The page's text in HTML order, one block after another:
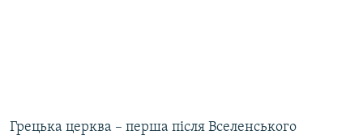
Грецька церква – перша після Вселенського